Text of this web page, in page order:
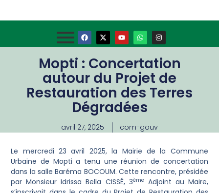
Mopti : Concertation
autour du Projet de
Restauration des Terres
Dégradées
avril 27, 2025 com-gouv
Le mercredi 23 avril 2025, la Mairie de la Commune
Urbaine de Mopti a tenu une réunion de concertation
dans la salle Baréma BOCOUM. Cette rencontre, présidée
par Monsieur Idrissa Bella CISSÉ, 3èmeAdjoint au Maire,